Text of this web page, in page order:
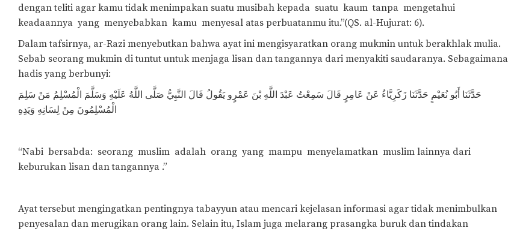
dengan teliti agar kamu tidak menimpakan suatu musibah kepada suatu kaum tanpa mengetahui
keadaannya yang menyebabkan kamu menyesal atas perbuatanmu itu.”(QS. al-Hujurat: 6).
Dalam tafsirnya, ar-Razi menyebutkan bahwa ayat ini mengisyaratkan orang mukmin untuk berakhlak mulia.
Sebab seorang mukmin di tuntut untuk menjaga lisan dan tangannya dari menyakiti saudaranya. Sebagaimana
hadis yang berbunyi:
حَدَّثَنَا أَبُو نُعَيْمٍ حَدَّثَنَا زَكَرِيَّاءُ عَنْ عَامِرٍ قَالَ سَمِعْتُ عَبْدَ اللَّهِ بْنَ عَمْرٍو يَقُولُ قَالَ النَّبِيُّ صَلَّى اللَّهُ عَلَيْهِ وَسَلَّمَ الْمُسْلِمُ مَنْ سَلِمَ
الْمُسْلِمُونَ مِنْ لِسَانِهِ وَيَدِهِ
“Nabi bersabda: seorang muslim adalah orang yang mampu menyelamatkan muslim lainnya dari
keburukan lisan dan tangannya .”
Ayat tersebut mengingatkan pentingnya tabayyun atau mencari kejelasan informasi agar tidak menimbulkan
penyesalan dan merugikan orang lain. Selain itu, Islam juga melarang prasangka buruk dan tindakan